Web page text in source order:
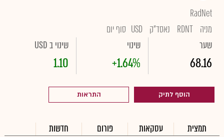
RadNet
מניה RDNT נאסד"ק USD סוף יום
שער
68.16
שינוי
+1.64%
שינוי ב USD
1.10
הוסף לתיק התראות
תמצית עסקאות פורום חדשות